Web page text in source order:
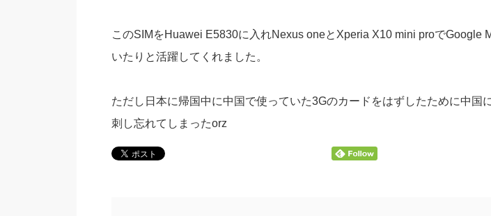
このSIMをHuawei E5830に入れNexus oneとXperia X10 mini proでGoogle
いたりと活躍してくれました。
ただし日本に帰国中に中国で使っていた3Gのカードをはずしたために中国
刺し忘れてしまったorz